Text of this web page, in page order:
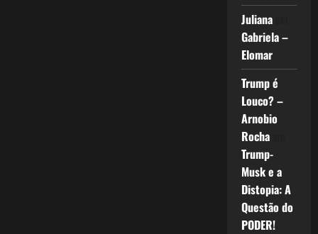
Julianaem
Gabriela –
Elomar
Trump é
Louco? –
Arnobio
Rochaem
Trump-
Musk e a
Distopia: A
Questão do
PODER!